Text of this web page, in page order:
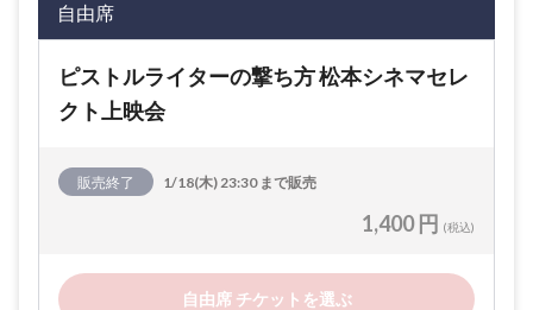
自由席
ピストルライターの撃ち方 松本シネマセレ
クト上映会
販売終了 1/18(木) 23:30 まで販売
1,400 円 (税込)
自由席 チケットを選ぶ